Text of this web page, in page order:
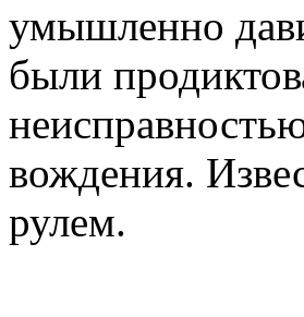
умышленно
были
вождения.
рулем.